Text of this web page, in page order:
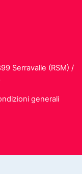
Serravalle (RSM) /
generali